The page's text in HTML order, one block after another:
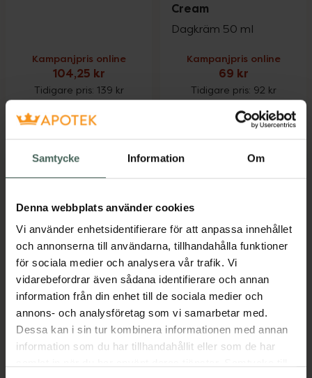
Samtycke Information Om
Denna webbplats använder cookies
Vi använder enhetsidentifierare för att anpassa innehållet
och annonserna till användarna, tillhandahålla funktioner
för sociala medier och analysera vår trafik. Vi
vidarebefordrar även sådana identifierare och annan
information från din enhet till de sociala medier och
annons- och analysföretag som vi samarbetar med.
Dessa kan i sin tur kombinera informationen med annan
information som du har tillhandahållit eller som de har
Kampanjpris online
104,25 kr
Tidigare pris: 139 kr
KöpSB12 Duo, 104.25 kr.
Cream
Dagkräm 50 ml
Kampanjpris online
69 kr
Tidigare pris: 92 kr
KöpKronans
25%
4.2 av 5 i omdöme
Kronans Apotek
Ansiktsvatten Torr &
Normal hy
Ansiktsvatten
25%
Kronans Apotek
Hårspray
Oparfymerad
Viktlös hårspray 250 ml